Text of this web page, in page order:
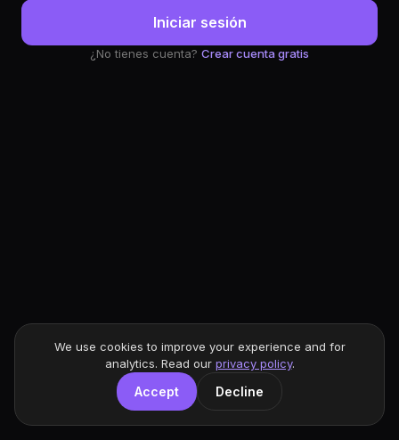
Iniciar sesión
¿No tienes cuenta? Crear cuenta gratis
We use cookies to improve your experience and for
analytics. Read our privacy policy.
Accept Decline